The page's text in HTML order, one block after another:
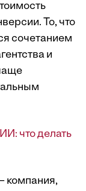
То, что
сочетанием
и
что делать
компания,